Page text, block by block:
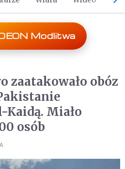
Modlitwa
zaatakowało obóz
Kaidą. Miało
osób